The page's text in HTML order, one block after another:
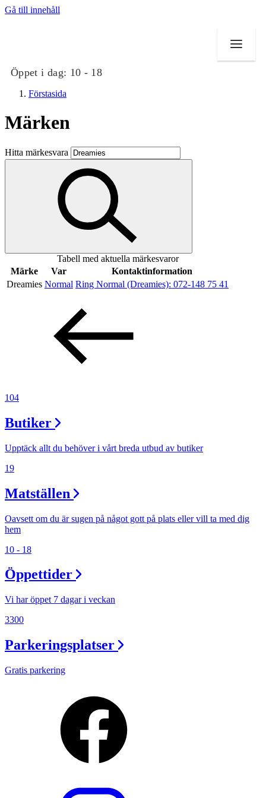
Gå till innehåll
Öppet i dag: 10 - 18
Butiker
Mat och dryck
Evenemang
Erbjudanden
Inspiration
Presentkort
Förstasida
Märken
Hitta märkesvara
Tabell med aktuella märkesvaror
Märke
Var
Kontaktinformation
Dreamies Normal Ring Normal (Dreamies): 072-148 75 41
104
Butiker
Upptäck allt du behöver i vårt breda utbud av butiker
19
Matställen
Oavsett om du är sugen på något gott på plats eller vill ta med dig
hem
10 - 18
Öppettider
Vi har öppet 7 dagar i veckan
3300
Parkeringsplatser
Gratis parkering